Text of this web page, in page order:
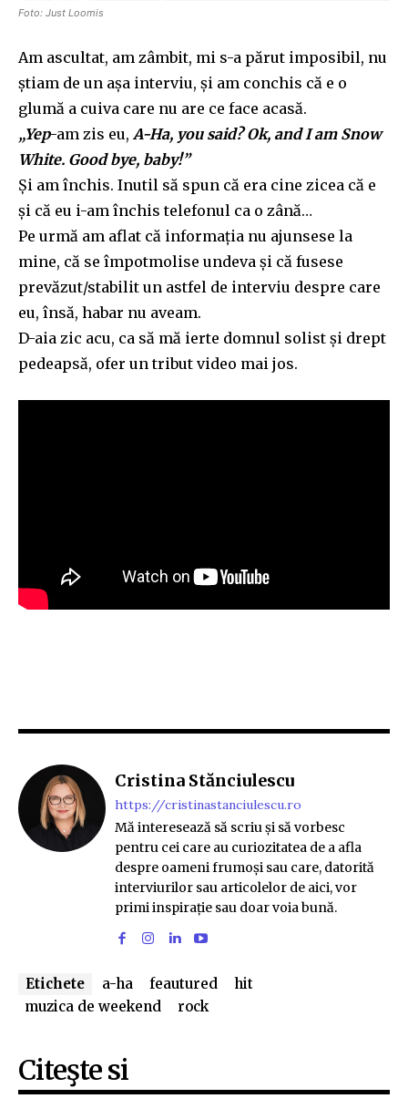
Foto: Just Loomis
Am ascultat, am zâmbit, mi s-a părut imposibil, nu
știam de un așa interviu, și am conchis că e o
glumă a cuiva care nu are ce face acasă.
„Yep-am zis eu, A-Ha, you said? Ok, and I am Snow
White. Good bye, baby!”
Și am închis. Inutil să spun că era cine zicea că e
și că eu i-am închis telefonul ca o zână…
Pe urmă am aflat că informația nu ajunsese la
mine, că se împotmolise undeva și că fusese
prevăzut/stabilit un astfel de interviu despre care
eu, însă, habar nu aveam.
D-aia zic acu, ca să mă ierte domnul solist și drept
pedeapsă, ofer un tribut video mai jos.
Cristina Stănciulescu
https://cristinastanciulescu.ro
Mă interesează să scriu și să vorbesc
pentru cei care au curiozitatea de a afla
despre oameni frumoși sau care, datorită
interviurilor sau articolelor de aici, vor
primi inspirație sau doar voia bună.
Etichete a-ha feautured
hit
muzica de weekend
rock
Citeşte si